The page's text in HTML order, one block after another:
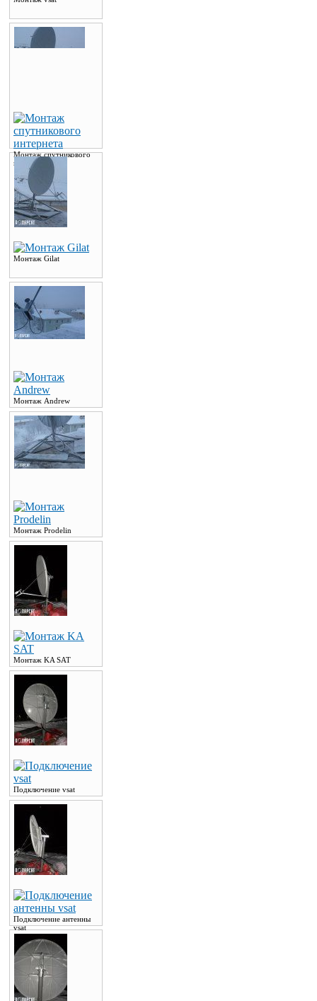
Монтаж спутникового
интернета
Монтаж Gilat
Монтаж Andrew
Монтаж Prodelin
Монтаж KA SAT
Подключение vsat
Подключение антенны
vsat